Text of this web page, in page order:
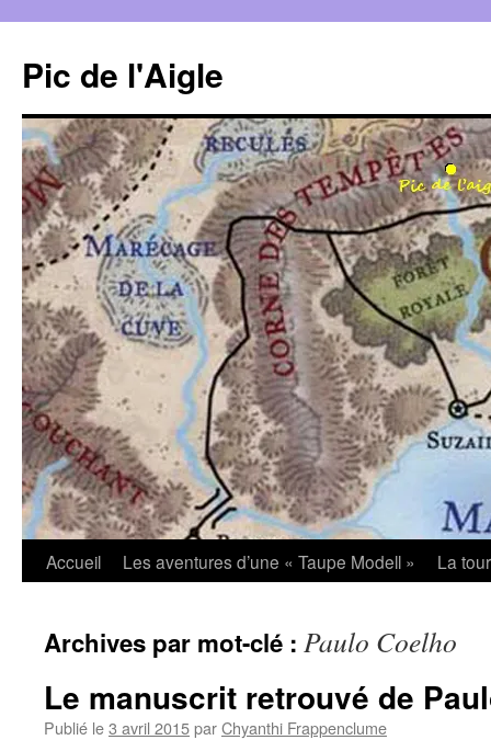
contenu
Pic de l'Aigle
Accueil Les aventures d’une « Taupe Modell » La
Archives par mot-clé : Paulo Coelho
Le manuscrit retrouvé de
Publié le3 avril 2015parChyanthi Frappenclume